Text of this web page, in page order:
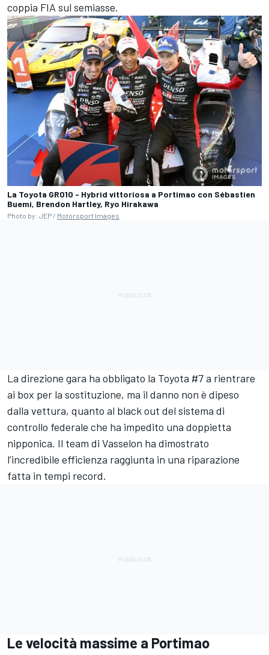
coppia FIA sul semiasse.
La Toyota GR010 - Hybrid vittoriosa a Portimao con Sébastien
Buemi, Brendon Hartley, Ryo Hirakawa
Photo by: JEP / Motorsport Images
La direzione gara ha obbligato la Toyota #7 a rientrare
ai box per la sostituzione, ma il danno non è dipeso
dalla vettura, quanto al black out del sistema di
controllo federale che ha impedito una doppietta
nipponica. Il team di Vasselon ha dimostrato
l’incredibile efficienza raggiunta in una riparazione
fatta in tempi record.
Le velocità massime a Portimao